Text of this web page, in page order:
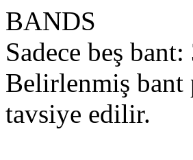
BANDS
Sadece beş
Belirlenmiş bant
tavsiye edilir.